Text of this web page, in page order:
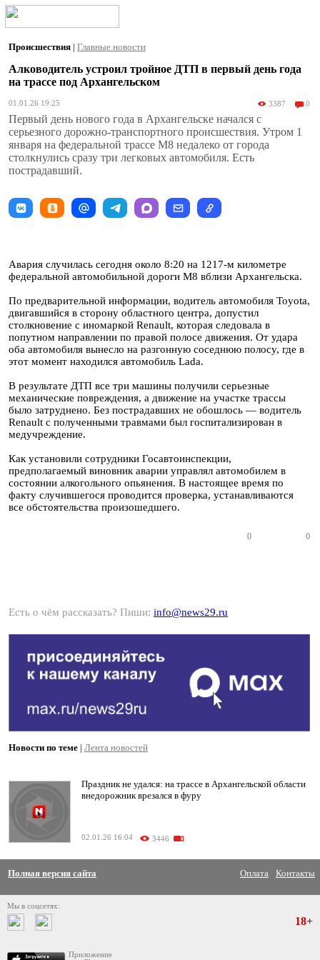
Происшествия | Главные новости
Алководитель устроил тройное ДТП в первый день года
на трассе под Архангельском
01.01.26 19:25 3387 0
Первый день нового года в Архангельске начался с
серьезного дорожно-транспортного происшествия. Утром 1
января на федеральной трассе М8 недалеко от города
столкнулись сразу три легковых автомобиля. Есть
пострадавший.
Авария случилась сегодня около 8:20 на 1217-м километре
федеральной автомобильной дороги М8 вблизи Архангельска.
По предварительной информации, водитель автомобиля Toyota,
двигавшийся в сторону областного центра, допустил
столкновение с иномаркой Renault, которая следовала в
попутном направлении по правой полосе движения. От удара
оба автомобиля вынесло на разгонную соседнюю полосу, где в
этот момент находился автомобиль Lada.
В результате ДТП все три машины получили серьезные
механические повреждения, а движение на участке трассы
было затруднено. Без пострадавших не обошлось — водитель
Renault с полученными травмами был госпитализирован в
медучреждение.
Как установили сотрудники Госавтоинспекции,
предполагаемый виновник аварии управлял автомобилем в
состоянии алкогольного опьянения. В настоящее время по
факту случившегося проводится проверка, устанавливаются
все обстоятельства произошедшего.
0 0
Есть о чём рассказать? Пиши: info@news29.ru
Новости по теме | Лента новостей
Праздник не удался: на трассе в Архангельской области
внедорожник врезался в фуру
02.01.26 16:04 3446
Полная версия сайта Оплата Контакты
Мы в соцсетях:
Приложение
18+